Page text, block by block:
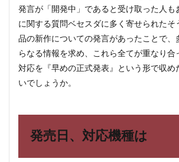
発言が「開発中」であると受け取った人も
に関する質問ベセスダに多く寄せられたそ
品の新作についての発言があったことで、
らなる情報を求め、これら全てが重なり合
対応を『早めの正式発表』という形で収め
いでしょうか。
発売日、対応機種は